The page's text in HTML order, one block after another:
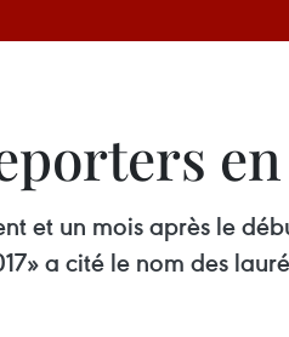
et un mois après le
a cité le nom des